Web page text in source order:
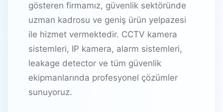
gösteren firmamız, güvenlik sektöründe
uzman kadrosu ve geniş ürün yelpazesi
ile hizmet vermektedir. CCTV kamera
sistemleri, IP kamera, alarm sistemleri,
leakage detector ve tüm güvenlik
ekipmanlarında profesyonel çözümler
sunuyoruz.